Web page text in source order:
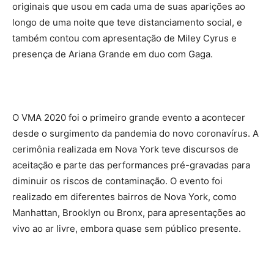
originais que usou em cada uma de suas aparições ao
longo de uma noite que teve distanciamento social, e
também contou com apresentação de Miley Cyrus e
presença de Ariana Grande em duo com Gaga.
O VMA 2020 foi o primeiro grande evento a acontecer
desde o surgimento da pandemia do novo coronavírus. A
cerimônia realizada em Nova York teve discursos de
aceitação e parte das performances pré-gravadas para
diminuir os riscos de contaminação. O evento foi
realizado em diferentes bairros de Nova York, como
Manhattan, Brooklyn ou Bronx, para apresentações ao
vivo ao ar livre, embora quase sem público presente.